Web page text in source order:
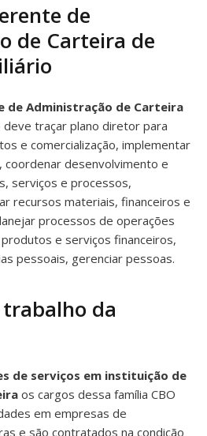
de
de Carteira de
de Administração de Carteira
deve traçar plano diretor para
e comercialização, implementar
coordenar desenvolvimento e
serviços e processos,
recursos materiais, financeiros e
processos de operações
e serviços financeiros,
pessoais, gerenciar pessoas.
trabalho da
de serviços em instituição de
os cargos dessa família CBO
em empresas de
e são contratados na condição